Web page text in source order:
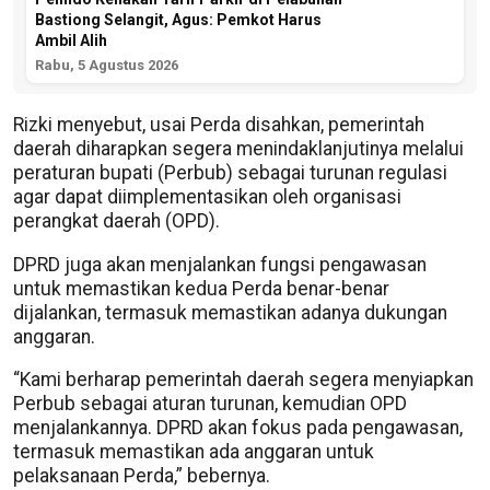
Bastiong Selangit, Agus: Pemkot Harus
Ambil Alih
Rabu, 5 Agustus 2026
Rizki menyebut, usai Perda disahkan, pemerintah
daerah diharapkan segera menindaklanjutinya melalui
peraturan bupati (Perbub) sebagai turunan regulasi
agar dapat diimplementasikan oleh organisasi
perangkat daerah (OPD).
DPRD juga akan menjalankan fungsi pengawasan
untuk memastikan kedua Perda benar-benar
dijalankan, termasuk memastikan adanya dukungan
anggaran.
“Kami berharap pemerintah daerah segera menyiapkan
Perbub sebagai aturan turunan, kemudian OPD
menjalankannya. DPRD akan fokus pada pengawasan,
termasuk memastikan ada anggaran untuk
pelaksanaan Perda,” bebernya.